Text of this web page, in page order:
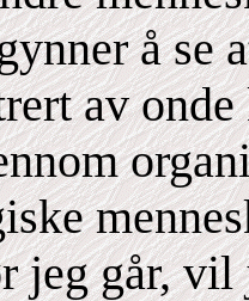
å se
av onde
jeg går,